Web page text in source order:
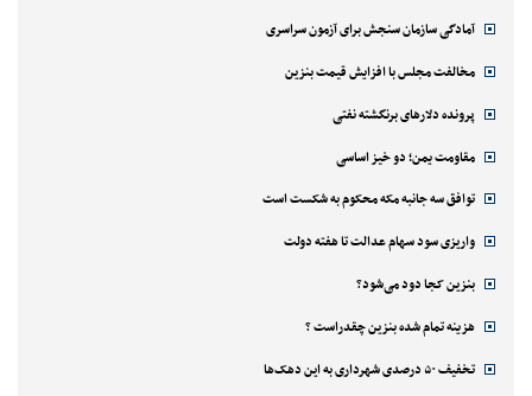
آمادگی سازمان سنجش برای آزمون سراسری
مخالفت مجلس با افزایش قیمت بنزین
پرونده دلارهای برنگشته نفتی
مقاومت یمن؛ دو خیز اساسی
توافق سه جانبه مکه محکوم به شکست است
واریزی سود سهام عدالت تا هفته دولت
بنزین کجا دود می‌شود؟
هزینه تمام شده بنزین چقدراست ؟
تخفیف ۵۰ درصدی شهرداری به این دهک‌ها